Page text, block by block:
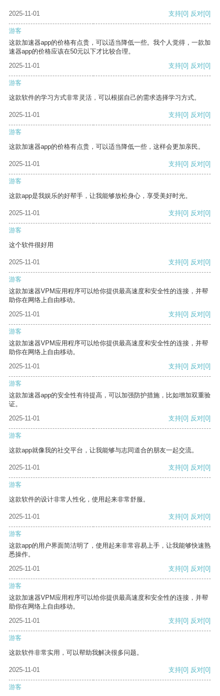
2025-11-01 支持[0] 反对[0]
游客
这款加速器app的价格有点贵，可以适当降低一些。我个人觉得，一款加
速器app的价格应该在50元以下才比较合理。
2025-11-01
支持[0] 反对[0]
游客
这款软件的学习方式非常灵活，可以根据自己的需求选择学习方式。
2025-11-01 支持[0] 反对[0]
游客
这款加速器app的价格有点贵，可以适当降低一些，这样会更加亲民。
2025-11-01 支持[0] 反对[0]
游客
这款app是我娱乐的好帮手，让我能够放松身心，享受美好时光。
2025-11-01 支持[0] 反对[0]
游客
这个软件很好用
2025-11-01 支持[0] 反对[0]
游客
这款加速器VPM应用程序可以给你提供最高速度和安全性的连接，并帮
助你在网络上自由移动。
2025-11-01
支持[0] 反对[0]
游客
这款加速器VPM应用程序可以给你提供最高速度和安全性的连接，并帮
助你在网络上自由移动。
2025-11-01
支持[0] 反对[0]
游客
这款加速器app的安全性有待提高，可以加强防护措施，比如增加双重验
证。
2025-11-01
支持[0] 反对[0]
游客
这款app就像我的社交平台，让我能够与志同道合的朋友一起交流。
2025-11-01 支持[0] 反对[0]
游客
这款软件的设计非常人性化，使用起来非常舒服。
2025-11-01 支持[0] 反对[0]
游客
这款app的用户界面简洁明了，使用起来非常容易上手，让我能够快速熟
悉操作。
2025-11-01
支持[0] 反对[0]
游客
这款加速器VPM应用程序可以给你提供最高速度和安全性的连接，并帮
助你在网络上自由移动。
2025-11-01
支持[0] 反对[0]
游客
这款软件非常实用，可以帮助我解决很多问题。
2025-11-01 支持[0] 反对[0]
游客